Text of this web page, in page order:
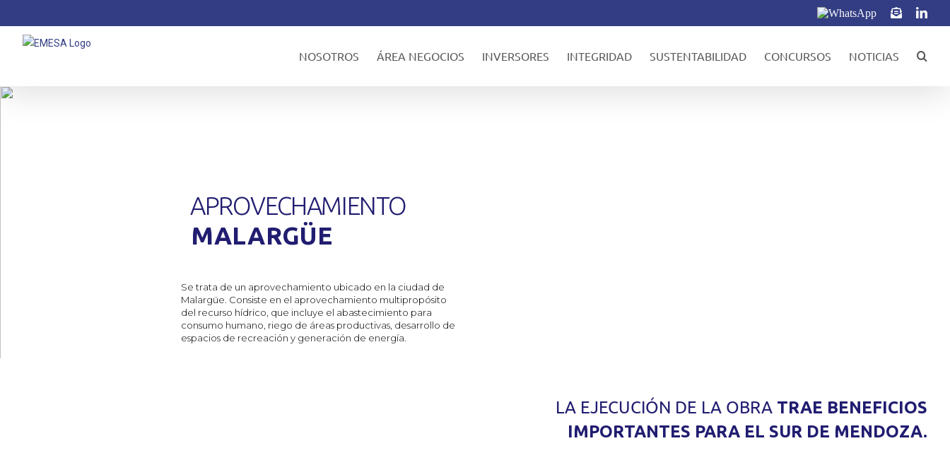
al
contenido
WhatsApp
Correo
NOSOTROS ÁREA NEGOCIOS INVERSORES INTEGRIDAD SUSTENTABILIDAD CONCURSOS NOTICIAS
APROVECHAMIENTO
Se trata de un aprovechamiento ubicado en la ciudad de
Malargüe. Consiste en el aprovechamiento multipropósito
del recurso hídrico, que incluye el abastecimiento para
consumo humano, riego de áreas productivas, desarrollo de
espacios de recreación y generación de energía.
MALARGÜE
LA EJECUCIÓN DE LA OBRA TRAE BENEFICIOS
IMPORTANTES PARA EL SUR DE MENDOZA.